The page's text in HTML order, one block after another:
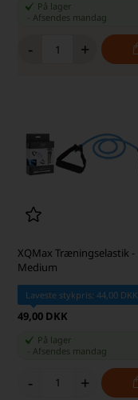
På lager
-Afsendes mandag
- +
XQMax Træningselastik -
Medium
Laveste stykpris: 44,00 DKK
49,00 DKK
På lager
Afsendes mandag
- +